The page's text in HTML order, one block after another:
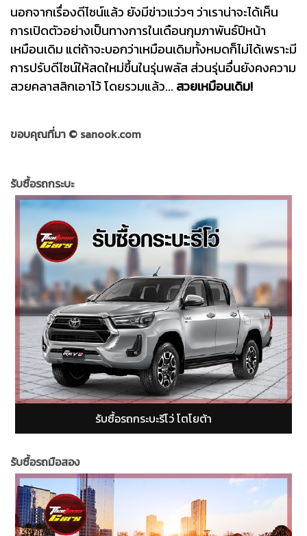
นอกจากเรื่องดีไซน์แล้ว ยังมีข่าวแว่วๆ ว่าเราน่าจะได้เห็น
การเปิดตัวอย่างเป็นทางการในเดือนกุมภาพันธ์ปีหน้า
เหมือนเดิม แต่ถ้าจะบอกว่าเหมือนเดิมทั้งหมดก็ไม่ได้เพราะมี
การปรับดีไซน์ให้สดใหม่ขึ้นในรุ่นพลัส ส่วนรุ่นอื่นยังคงความ
สวยคลาสสิกเอาไว้ โดยรวมแล้ว... สวยเหมือนเดิม!
ขอบคุณที่มา © sanook.com
รับซื้อรถกระบะ
รับซื้อรถกระบะฟอร์ดเรนเจอร์ (Ford Ranger)
รับซื้อรถมือสอง